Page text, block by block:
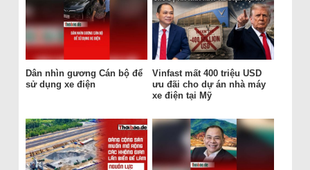
Dân nhìn gương Cán bộ để
sử dụng xe điện
Vinfast mất 400 triệu USD
ưu đãi cho dự án nhà máy
xe điện tại Mỹ